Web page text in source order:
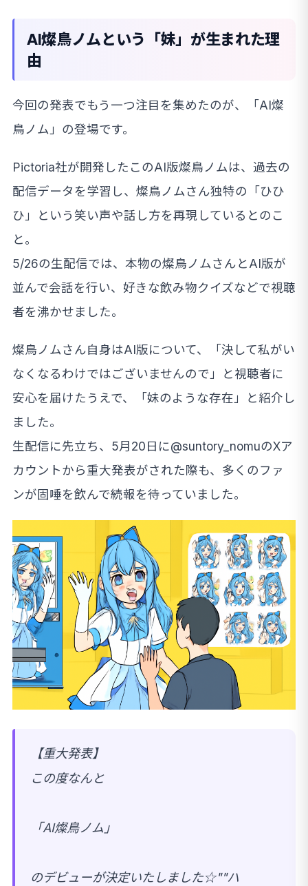
AI燦鳥ノムという「妹」が生まれた理
由
今回の発表でもう一つ注目を集めたのが、「AI燦
鳥ノム」の登場です。
Pictoria社が開発したこのAI版燦鳥ノムは、過去の
配信データを学習し、燦鳥ノムさん独特の「ひひ
ひ」という笑い声や話し方を再現しているとのこ
と。
5/26の生配信では、本物の燦鳥ノムさんとAI版が
並んで会話を行い、好きな飲み物クイズなどで視聴
者を沸かせました。
燦鳥ノムさん自身はAI版について、「決して私がい
なくなるわけではございませんので」と視聴者に
安心を届けたうえで、「妹のような存在」と紹介し
ました。
生配信に先立ち、5月20日に@suntory_nomuのXア
カウントから重大発表がされた際も、多くのファ
ンが固唾を飲んで続報を待っていました。
【重大発表】
この度なんと
「AI燦鳥ノム」
のデビューが決定いたしました☆""ハ